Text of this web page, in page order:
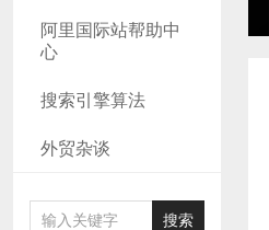
阿里国际站帮助中
心
搜索引擎算法
外贸杂谈